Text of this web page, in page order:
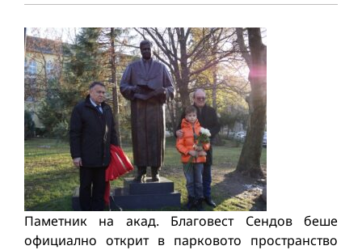
Паметник на акад. Благовест Сендов беше
официално открит в парковото пространство